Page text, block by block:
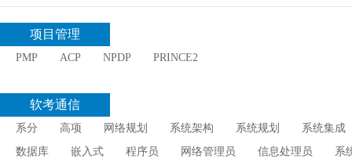
项目管理
PMP ACP NPDP PRINCE2
软考通信
系分 高项 网络规划 系统架构 系统规划
系统集成
数据库
嵌入式 程序员 网络管理员 信息处理员 系